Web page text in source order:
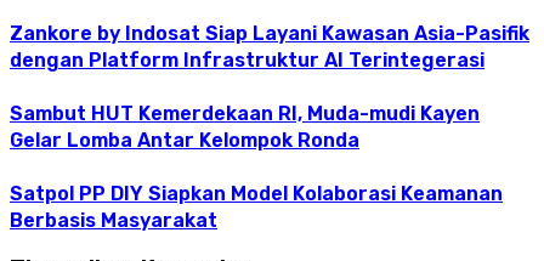
Zankore by Indosat Siap Layani Kawasan Asia-Pasifik
dengan Platform Infrastruktur AI Terintegerasi
Sambut HUT Kemerdekaan RI, Muda-mudi Kayen
Gelar Lomba Antar Kelompok Ronda
Satpol PP DIY Siapkan Model Kolaborasi Keamanan
Berbasis Masyarakat